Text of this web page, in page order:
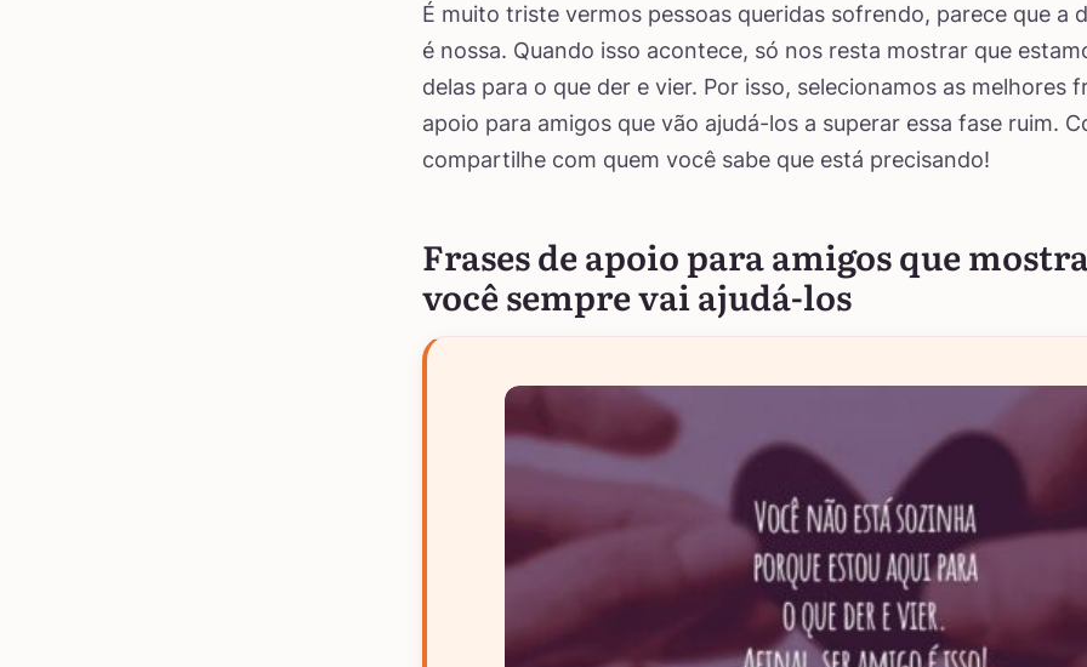
É muito triste vermos pessoas queridas sofrendo, parece que a
é nossa. Quando isso acontece, só nos resta mostrar que
delas para o que der e vier. Por isso, selecionamos as melhores
apoio para amigos que vão ajudá-los a superar essa fase ruim.
compartilhe com quem você sabe que está precisando!
Frases de apoio para amigos que
você sempre vai ajudá-los